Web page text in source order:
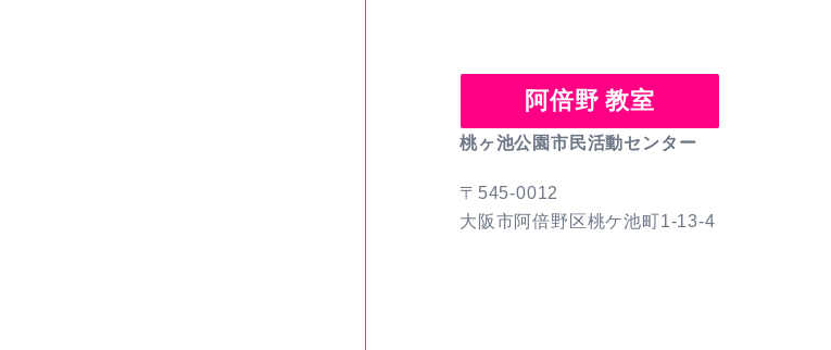
阿倍野 教室
桃ヶ池公園市民活動センター
〒545-0012
大阪市阿倍野区桃ケ池町1-13-4